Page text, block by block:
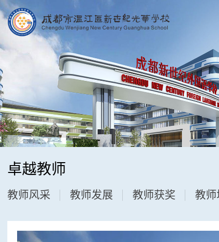
卓越教师
教师风采 教师发展 教师获奖 教